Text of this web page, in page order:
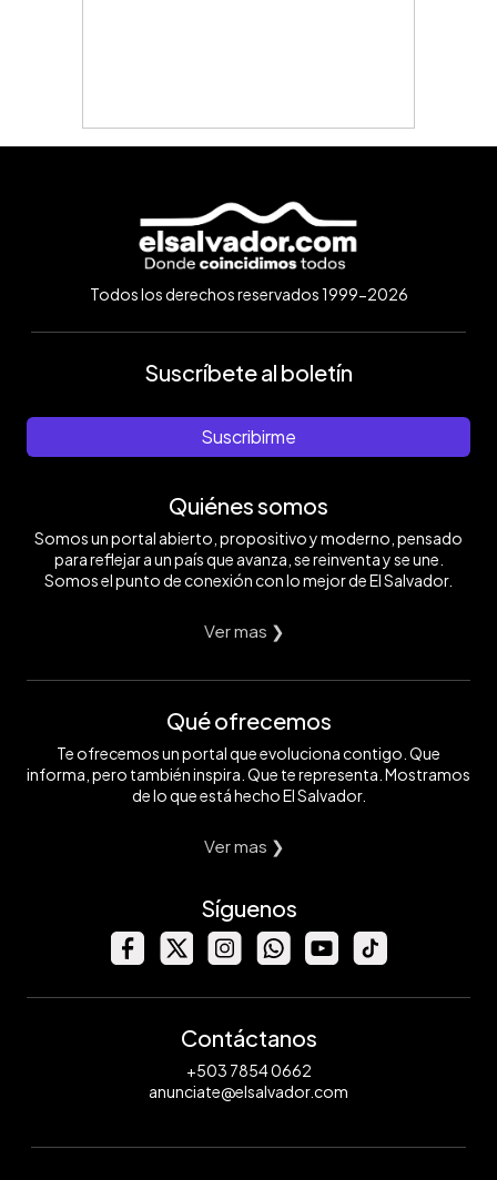
Todos los derechos reservados 1999-2026
Suscríbete al boletín
Suscribirme
Quiénes somos
Somos un portal abierto, propositivo y moderno, pensado
para reflejar a un país que avanza, se reinventa y se une.
Somos el punto de conexión con lo mejor de El Salvador.
Ver mas ❯
Qué ofrecemos
Te ofrecemos un portal que evoluciona contigo. Que
informa, pero también inspira. Que te representa. Mostramos
de lo que está hecho El Salvador.
Ver mas ❯
Síguenos
Contáctanos
+503 7854 0662
anunciate@elsalvador.com